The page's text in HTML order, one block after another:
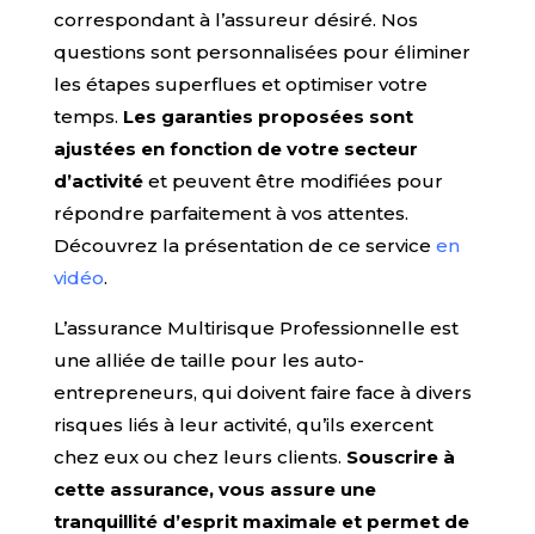
correspondant à l’assureur désiré. Nos
questions sont personnalisées pour éliminer
les étapes superflues et optimiser votre
temps. Les garanties proposées sont
ajustées en fonction de votre secteur
d’activitéet peuvent être modifiées pour
répondre parfaitement à vos attentes.
Découvrez la présentation de ce service en
vidéo.
L’assurance Multirisque Professionnelle est
une alliée de taille pour les auto-
entrepreneurs, qui doivent faire face à divers
risques liés à leur activité, qu’ils exercent
chez eux ou chez leurs clients. Souscrire à
cette assurance, vous assure une
tranquillité d’esprit maximale et permet de